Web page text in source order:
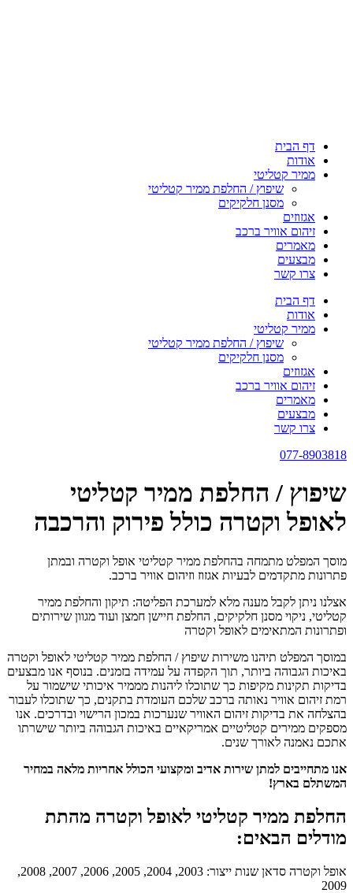
דף הבית
אודות
ממיר קטליטי
שיפוץ / החלפת ממיר קטליטי
מסנן חלקיקים
אגזוזים
זיהום אוויר ברכב
מאמרים
מבצעים
צרו קשר
דף הבית
אודות
ממיר קטליטי
שיפוץ / החלפת ממיר קטליטי
מסנן חלקיקים
אגזוזים
זיהום אוויר ברכב
מאמרים
מבצעים
צרו קשר
077-8903818
שיפוץ / החלפת ממיר קטליטי
לאופל וקטרה כולל פירוק והרכבה
מוסך המפלט מתמחה בהחלפת ממיר קטליטי אופל וקטרה ובמתן
פתרונות מתקדמים לבעיות אגזוז וזיהום אוויר ברכב.
אצלנו ניתן לקבל מענה מלא למערכת הפליטה: תיקון והחלפת ממיר
קטליטי, ניקוי מסנן חלקיקים, החלפת חיישן חמצן ועוד מגוון שירותים
ופתרונות המתאימים לאופל וקטרה
במוסך המפלט תיהנו משירות שיפוץ / החלפת ממיר קטליטי לאופל וקטרה
באיכות הגבוהה ביותר, תוך הקפדה על עמידה בזמנים. בנוסף אנו מבצעים
בדיקות תקינות מקיפות כך שתוכלו ליהנות מממיר איכותי שישמור על
רמת זיהום אוויר נאותה ברכב שלכם העומדת בתקנים, כך שתוכלו לעבור
בהצלחה את בדיקות זיהום האוויר שנערכות במכון הרישוי ובדרכים. אנו
מספקים ממירים קטליטיים אמריקאיים באיכות הגבוהה ביותר שישרתו
אתכם נאמנה לאורך שנים.
אנו מתחייבים למתן שירות אדיב ומקצועי הכולל אחריות מלאה במחיר
המשתלם בארץ!
החלפת ממיר קטליטי לאופל וקטרה מהתת
מודלים הבאים:
אופל וקטרה סדאן שנות ייצור: 2003, 2004, 2005, 2006, 2007, 2008,
2009